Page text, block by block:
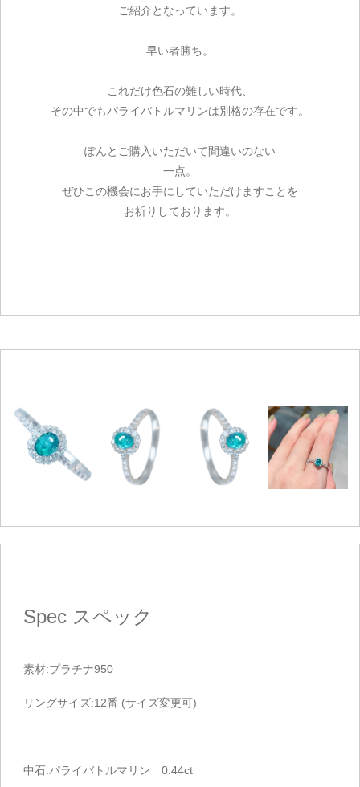
ご紹介となっています。
早い者勝ち。
これだけ色石の難しい時代、
その中でもパライバトルマリンは別格の存在です。
ぽんとご購入いただいて間違いのない
一点。
ぜひこの機会にお手にしていただけますことを
お祈りしております。
Spec スペック
素材:プラチナ950
リングサイズ:12番 (サイズ変更可)
中石:パライバトルマリン 0.44ct
お買い物を続ける